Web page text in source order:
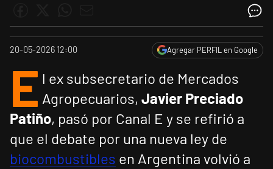
20-05-2026 12:00 Agregar PERFIL en Google
E l ex subsecretario de Mercados
Agropecuarios, Javier Preciado
Patiño, pasó por Canal E y se refirió a
que el debate por una nueva ley de
biocombustibles en Argentina volvió a